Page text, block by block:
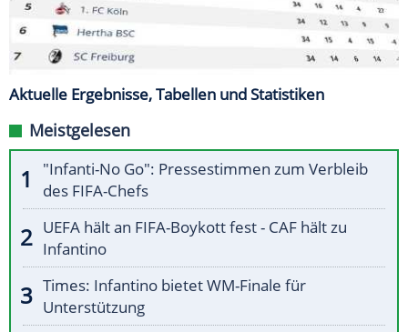
Aktuelle Ergebnisse, Tabellen und Statistiken
Meistgelesen
"Infanti-No Go": Pressestimmen zum Verbleib
des FIFA-Chefs
UEFA hält an FIFA-Boykott fest - CAF hält zu
Infantino
Times: Infantino bietet WM-Finale für
Unterstützung